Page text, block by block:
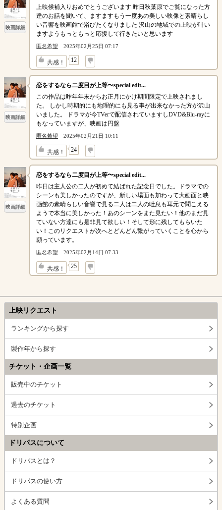
映画詳細
上映候補入りおめでとうございます 昨日秋葉原でご覧になった方
達のお話を聞いて、ますますもう一度あの美しい映像と素晴らし
い音響を映画館で浴びたくなりました 沢山の地域での上映が叶い
ますようもっともっと応援して行きたいと思います
匿名希望 2025年02月25日 07:17
共感！ 12
↓
映画詳細
恋をするなら二度目が上等〜special edit...
この作品は昨年年末からお正月にかけ期間限定で上映されまし
た。 しかし時期的にも地理的にも見る事が出来なかった方が沢山
いました。 ドラマが今TVerで配信されていますしDVD&Blu-rayに
もなっていますが、映画は円盤
匿名希望 2025年02月21日 10:11
共感！ 24
↓
映画詳細
恋をするなら二度目が上等〜special edit...
昨日は主人公の二人が初めて結ばれた記念日でした。ドラマでの
シーンも美しかったのですが、新しい場面も加わって大画面と映
画館の素晴らしい音響で見る二人は二人の吐息も耳元で聞こえる
ようで本当に美しかった！あのシーンをまた見たい！他のまだ見
ていない方達にも是非見て欲しい！そして形に残してもらいた
い！このリクエストが次へとどんどん繋がっていくことを心から
願っています。
匿名希望 2025年02月14日 07:33
共感！ 25
↓
上映リクエスト
ランキングから探す
製作年から探す
チケット・企画一覧
販売中のチケット
過去のチケット
特別企画
ドリパスについて
ドリパスとは？
ドリパスの使い方
よくある質問